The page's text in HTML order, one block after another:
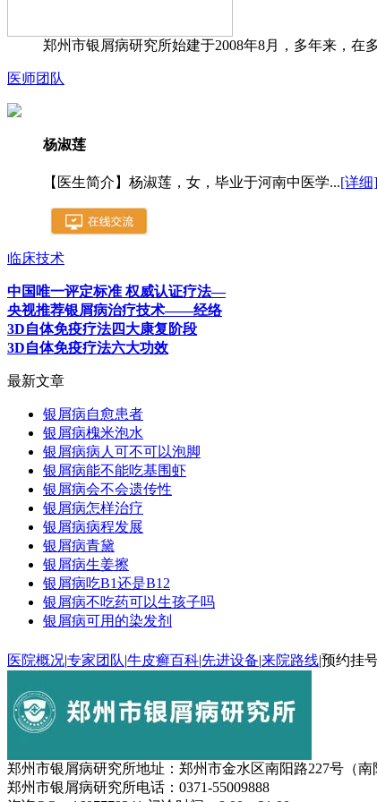
郑州市银屑病研究所始建于2008年8月，多年来，在
医师团队
杨淑莲
【医生简介】杨淑莲，女，毕业于河南中医学...[详细]
临床技术
中国唯一评定标准 权威认证疗法—
央视推荐银屑病治疗技术——经络
3D自体免疫疗法四大康复阶段
3D自体免疫疗法六大功效
最新文章
银屑病自愈患者
银屑病槐米泡水
银屑病病人可不可以泡脚
银屑病能不能吃基围虾
银屑病会不会遗传性
银屑病怎样治疗
银屑病病程发展
银屑病青黛
银屑病生姜擦
银屑病吃B1还是B12
银屑病不吃药可以生孩子吗
银屑病可用的染发剂
医院概况|专家团队|牛皮癣百科|先进设备|来院路线|预约挂
郑州市银屑病研究所地址：郑州市金水区南阳路227号（南
郑州市银屑病研究所电话：0371-55009888